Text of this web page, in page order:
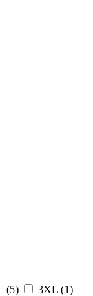
(5) 3XL (1)